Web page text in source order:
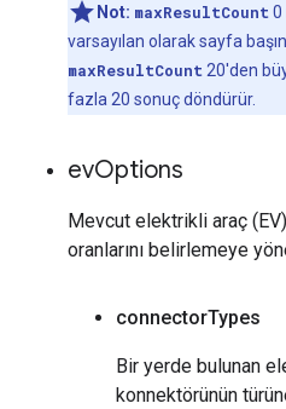
Not: maxResultCount 0
varsayılan olarak sayfa
maxResultCount 20'den
fazla 20 sonuç döndürür.
evOptions
Mevcut elektrikli araç
oranlarını belirlemeye
connectorTypes
Bir yerde bulunan
konnektörünün